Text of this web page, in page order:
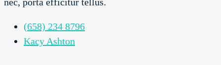
(658) 234 8796
Kacy Ashton